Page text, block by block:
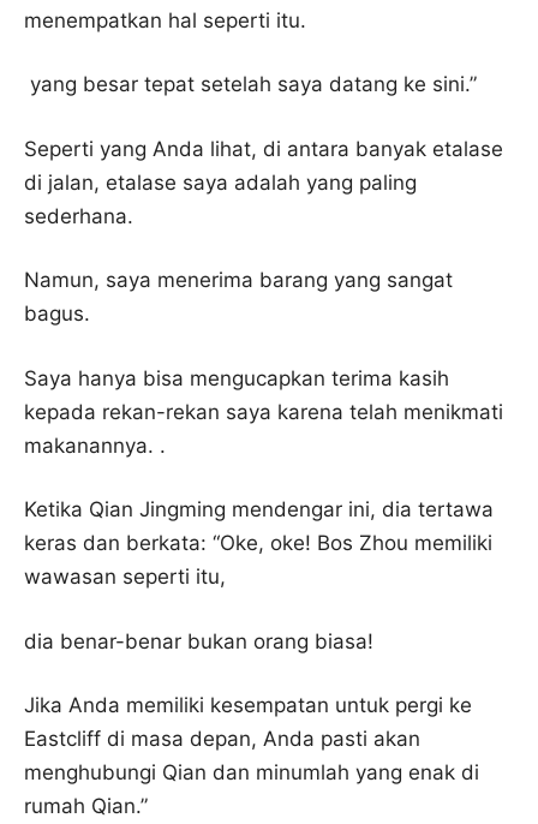
menempatkan hal seperti itu.
yang besar tepat setelah saya datang ke sini.”
Seperti yang Anda lihat, di antara banyak etalase
di jalan, etalase saya adalah yang paling
sederhana.
Namun, saya menerima barang yang sangat
bagus.
Saya hanya bisa mengucapkan terima kasih
kepada rekan-rekan saya karena telah menikmati
makanannya. .
Ketika Qian Jingming mendengar ini, dia tertawa
keras dan berkata: “Oke, oke! Bos Zhou memiliki
wawasan seperti itu,
dia benar-benar bukan orang biasa!
Jika Anda memiliki kesempatan untuk pergi ke
Eastcliff di masa depan, Anda pasti akan
menghubungi Qian dan minumlah yang enak di
rumah Qian.”